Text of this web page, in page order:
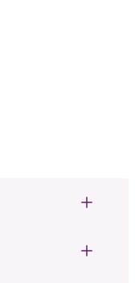
gerafftes